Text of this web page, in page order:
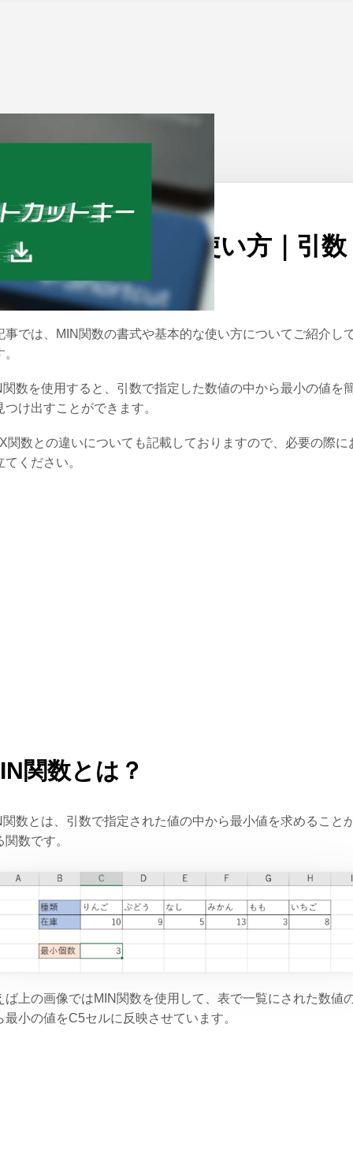
ム > Excel 公開日：2021/05/17
のMIN関数の使い方｜引数
小値を返す
事では、MIN関数の書式や基本的な使い方についてご紹介し
関数を使用すると、引数で指定した数値の中から最小の値を
つけ出すことができます。
関数との違いについても記載しておりますので、必要の際に
てください。
関数とは？
関数とは、引数で指定された値の中から最小値を求めること
関数です。
ば上の画像ではMIN関数を使用して、表で一覧にされた数値
最小の値をC5セルに反映させています。